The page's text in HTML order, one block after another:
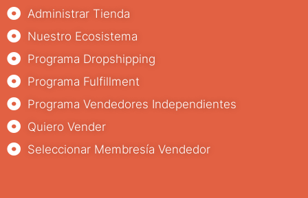
Administrar Tienda
Nuestro Ecosistema
Programa Dropshipping
Programa Fulfillment
Programa Vendedores Independientes
Quiero Vender
Seleccionar Membresía Vendedor